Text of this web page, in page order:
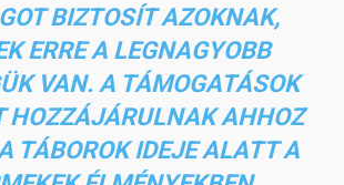
BIZTOSÍT AZOKNAK,
ERRE A LEGNAGYOBB
VAN. A TÁMOGATÁSOK
HOZZÁJÁRULNAK AHHOZ
TÁBOROK IDEJE ALATT A